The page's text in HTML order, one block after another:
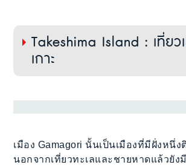
Takeshima Island : เที่ย
เกาะ
เมือง Gamagori นั้นเป็นเมืองที่มีฝั่งหนึ่ง
นอกจากเที่ยวทะเลและชายหาดแล้วยัง